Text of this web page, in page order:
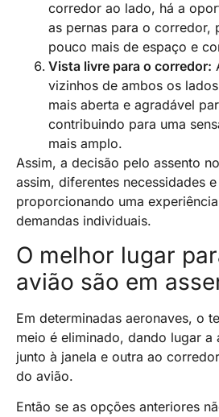
corredor ao lado, há a
as pernas para o corredor,
pouco mais de espaço e
Vista livre para o corredor:
vizinhos de ambos os
mais aberta e agradável
contribuindo para uma
mais amplo.
Assim, a decisão pelo assento
assim, diferentes necessidades
proporcionando uma
demandas individuais.
O melhor lugar
avião são em
Em determinadas aeronaves, o
meio é eliminado, dando lugar a
junto à janela e outra ao
do avião.
Então se as opções anteriores